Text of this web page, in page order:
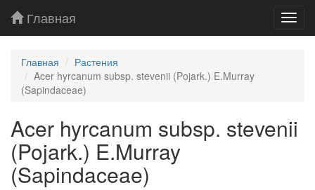
Главная
Главная
Растения
Acer hyrcanum subsp. stevenii (Pojark.) E.Murray
(Sapindaceae)
Acer hyrcanum subsp. stevenii
(Pojark.) E.Murray
(Sapindaceae)